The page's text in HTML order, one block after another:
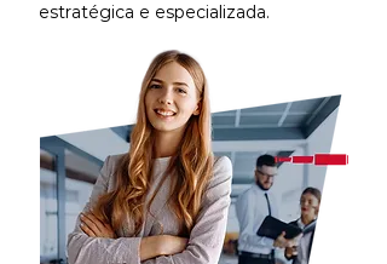
estratégica e especializada.